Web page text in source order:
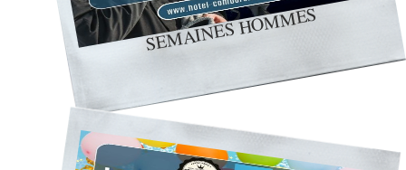
SEMAINES HOMMES